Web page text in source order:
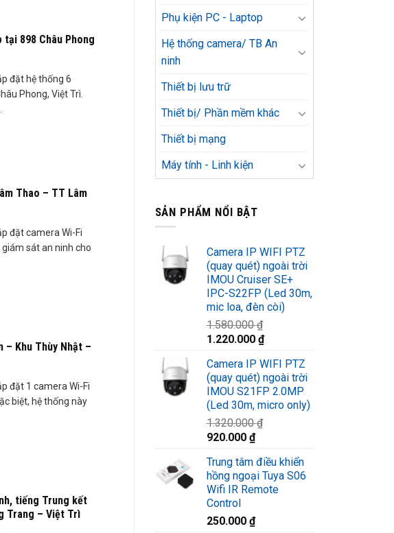
898 Châu Phong
đặt hệ thống 6
Phong, Việt Trì.
Thao – TT Lâm
đặt camera Wi-Fi
sát an ninh cho
Khu Thùy Nhật –
đặt 1 camera Wi-Fi
biệt, hệ thống này
tiếng Trung kết
Trang – Việt Trì
Phụ kiện PC - Laptop
Hệ thống camera/ TB An
ninh
Thiết bị lưu trữ
Thiết bị/ Phần mềm khác
Thiết bị mạng
Máy tính - Linh kiện
SẢN PHẨM NỔI BẬT
Camera IP WIFI PTZ
(quay quét) ngoài trời
IMOU Cruiser SE+
IPC-S22FP (Led 30m,
mic loa, đèn còi)
1.580.000₫
Giá
là:
1.580.000 ₫.
1.220.000 ₫Giá
tại
là:
1.220.000 ₫.
Camera IP WIFI PTZ
(quay quét) ngoài trời
IMOU S21FP 2.0MP
(Led 30m, micro only)
1.320.000₫
Giá
là:
1.320.000 ₫.
920.000 ₫Giá
tại
là:
920.000 ₫.
Trung tâm điều khiển
hồng ngoại Tuya S06
Wifi IR Remote
Control
250.000 ₫